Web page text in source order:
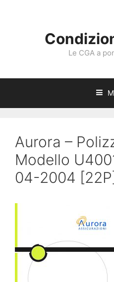
Le CGA a
Aurora –
Modello
04-2004 [22P]